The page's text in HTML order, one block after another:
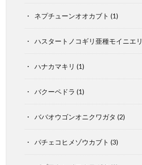
ネプチューンオオカブト (1)
ハスタートノコギリ亜種モイニエリ
ハナカマキリ (1)
バクーペドラ (1)
ババオウゴンオニクワガタ (2)
パチェコヒメゾウカブト (3)